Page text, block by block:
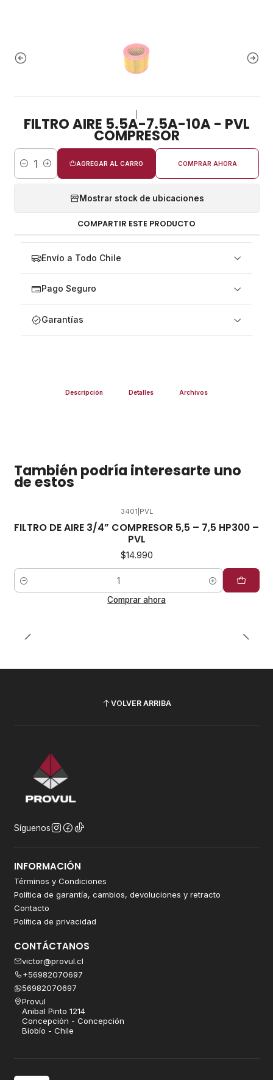
FILTRO AIRE 5.5A-7.5A-10A - PVL
COMPRESOR
Cantidad
AGREGAR AL CARRO COMPRAR AHORA
Mostrar stock de ubicaciones
COMPARTIR ESTE PRODUCTO
Envío a Todo Chile
Pago Seguro
Garantías
Descripción Detalles Archivos
También podría interesarte uno
de estos
3401 PVL
FILTRO DE AIRE 3/4” COMPRESOR 5,5 – 7,5 HP300 –
PVL
$14.990
Cantidad
Comprar ahora
VOLVER ARRIBA
Síguenos
INFORMACIÓN
Términos y Condiciones
Política de garantía, cambios, devoluciones y retracto
Contacto
Política de privacidad
CONTÁCTANOS
victor@provul.cl
+56982070697
56982070697
Provul
Anibal Pinto 1214
Concepción - Concepción
Biobío - Chile